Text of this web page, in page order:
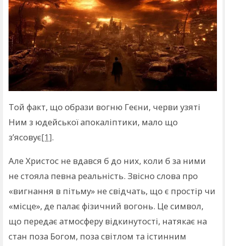
Той факт, що образи вогню Геєни, черви узяті
Ним з юдейської апокаліптики, мало що
з’ясовує[1].
Але Христос не вдався б до них, коли б за ними
не стояла певна реальність. Звісно слова про
«вигнання в пітьму» не свідчать, що є простір чи
«місце», де палає фізичний вогонь. Це символ,
що передає атмосферу відкинутості, натякає на
стан поза Богом, поза світлом та істинним